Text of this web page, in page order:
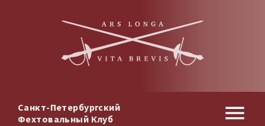
Санкт-Петербургский
Фехтовальный Клуб